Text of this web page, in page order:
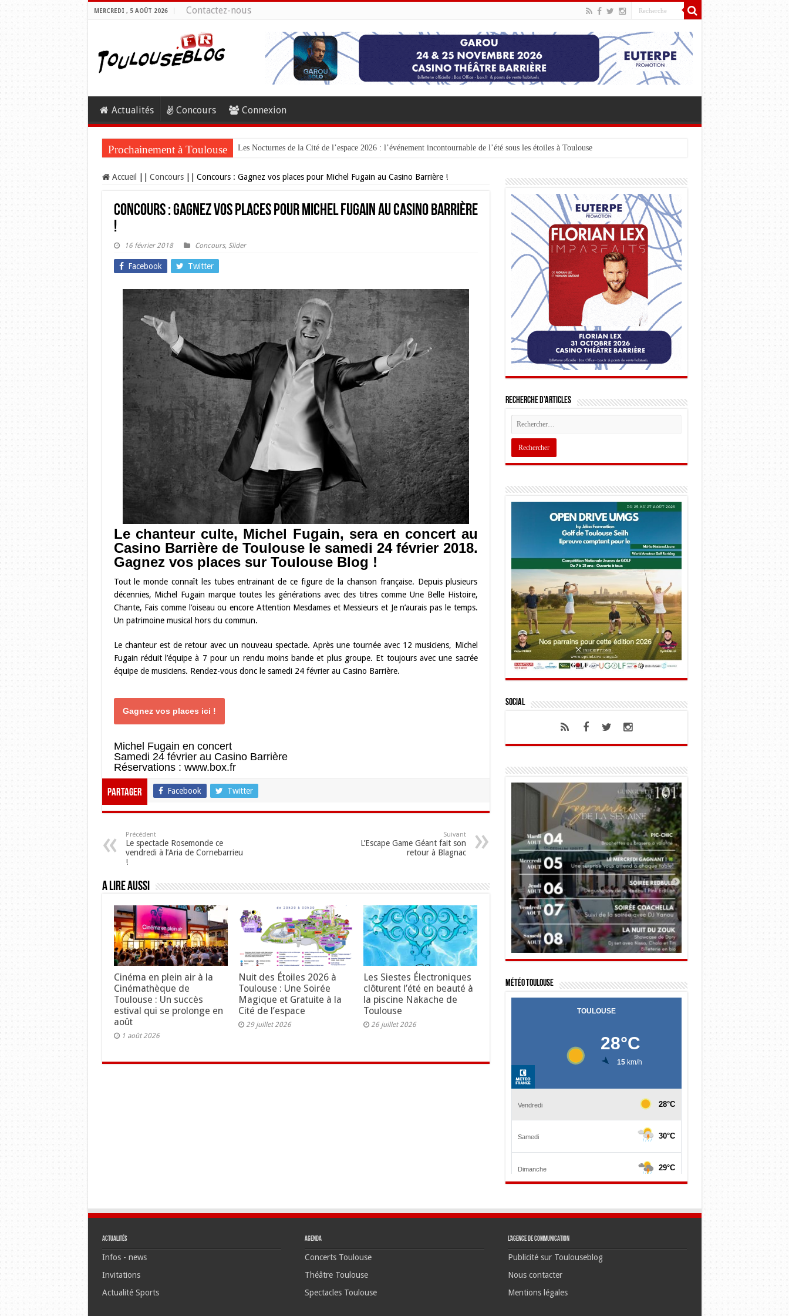
MERCREDI , 5 AOÛT 2026 Contactez-nous
Actualités Concours Connexion
Prochainement à Toulouse Les Nocturnes de la Cité de l’espace 2026 : l’événement incontournable de l’été sous les étoiles à Toulouse
Accueil Concours Concours : Gagnez vos places pour Michel Fugain au Casino Barrière !
Concours : Gagnez vos places pour Michel Fugain au Casino Barrière
!
16 février 2018 Concours, Slider
Facebook Twitter
Le chanteur culte, Michel Fugain, sera en concert au
Casino Barrière de Toulouse le samedi 24 février 2018.
Gagnez vos places sur Toulouse Blog !
Tout le monde connaît les tubes entrainant de ce figure de la chanson française. Depuis plusieurs
décennies, Michel Fugain marque toutes les générations avec des titres comme Une Belle Histoire,
Chante, Fais comme l’oiseau ou encore Attention Mesdames et Messieurs et Je n’aurais pas le temps.
Un patrimoine musical hors du commun.
Le chanteur est de retour avec un nouveau spectacle. Après une tournée avec 12 musiciens, Michel
Fugain réduit l’équipe à 7 pour un rendu moins bande et plus groupe. Et toujours avec une sacrée
équipe de musiciens. Rendez-vous donc le samedi 24 février au Casino Barrière.
Gagnez vos places ici !
Michel Fugain en concert
Samedi 24 février au Casino Barrière
Réservations : www.box.fr
Partager Facebook Twitter
Précédent
Le spectacle Rosemonde ce
vendredi à l’Aria de Cornebarrieu
!
Suivant
L’Escape Game Géant fait son
retour à Blagnac
A lire aussi
Cinéma en plein air à la
Cinémathèque de
Toulouse : Un succès
estival qui se prolonge en
août
1 août 2026
Nuit des Étoiles 2026 à
Toulouse : Une Soirée
Magique et Gratuite à la
Cité de l’espace
29 juillet 2026
Les Siestes Électroniques
clôturent l’été en beauté à
la piscine Nakache de
Toulouse
26 juillet 2026
Recherche d’articles
Social
Météo Toulouse
Actualités
Infos - news
Invitations
Actualité Sports
Agenda
Concerts Toulouse
Théâtre Toulouse
Spectacles Toulouse
L’agence de communication
Publicité sur Toulouseblog
Nous contacter
Mentions légales